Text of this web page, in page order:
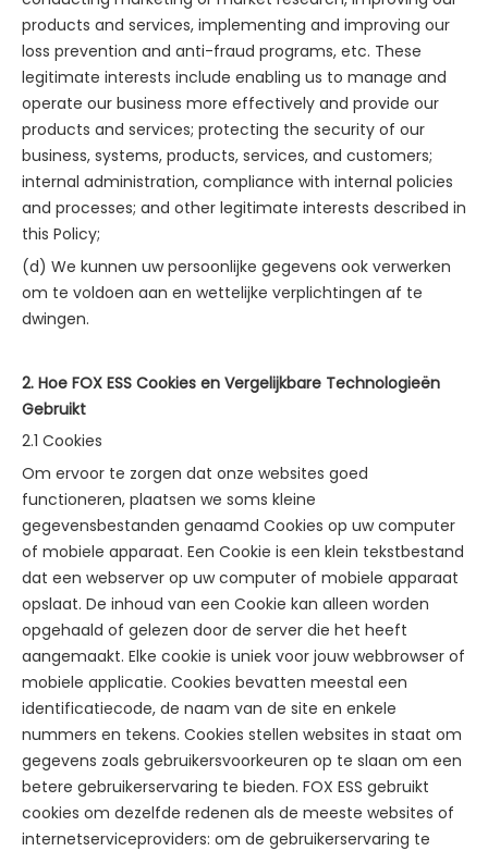
products and services, implementing and improving our
loss prevention and anti-fraud programs, etc. These
legitimate interests include enabling us to manage and
operate our business more effectively and provide our
products and services; protecting the security of our
business, systems, products, services, and customers;
internal administration, compliance with internal policies
and processes; and other legitimate interests described in
this Policy;
(d) We kunnen uw persoonlijke gegevens ook verwerken
om te voldoen aan en wettelijke verplichtingen af te
dwingen.
2. Hoe FOX ESS Cookies en Vergelijkbare Technologieën
Gebruikt
2.1 Cookies
Om ervoor te zorgen dat onze websites goed
functioneren, plaatsen we soms kleine
gegevensbestanden genaamd Cookies op uw computer
of mobiele apparaat. Een Cookie is een klein tekstbestand
dat een webserver op uw computer of mobiele apparaat
opslaat. De inhoud van een Cookie kan alleen worden
opgehaald of gelezen door de server die het heeft
aangemaakt. Elke cookie is uniek voor jouw webbrowser of
mobiele applicatie. Cookies bevatten meestal een
identificatiecode, de naam van de site en enkele
nummers en tekens. Cookies stellen websites in staat om
gegevens zoals gebruikersvoorkeuren op te slaan om een
betere gebruikerservaring te bieden. FOX ESS gebruikt
cookies om dezelfde redenen als de meeste websites of
internetserviceproviders: om de gebruikerservaring te